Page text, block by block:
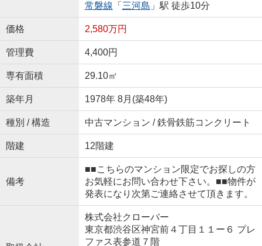
常磐線 「 三河島 」駅 徒歩10分
価格 2,580万円
管理費 4,400円
専有面積 29.10㎡
築年月 1978年 8月(築48年)
種別 / 構造 中古マンション / 鉄骨鉄筋コンクリート
階建 12階建
備考
■■こちらのマンション限定でお探しの方
お気軽にお問い合わせ下さい。■■物件が
発表になり次第ご連絡させて頂きます。
株式会社クローバー
東京都渋谷区神宮前４丁目１１ー６ プレ
ファス表参道７階